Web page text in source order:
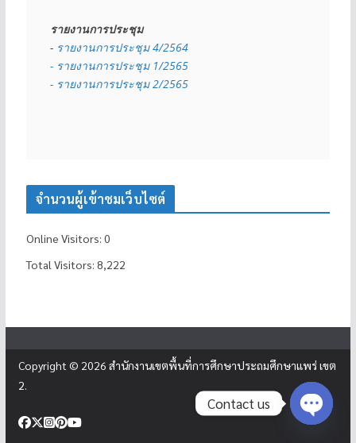
รายงานการประชุม
- รายงานการประชุม 4/2564
- รายงานการประชุม 1/2565
- รายงานการประชุม 2/2565
จำนวนผู้เข้าชมเว็บไซต์
Online Visitors: 0
Total Visitors: 8,222
Copyright © 2026 สำนักงานเขตพื้นที่การศึกษาประถมศึกษาแพร่ เขต
2.
Contact us